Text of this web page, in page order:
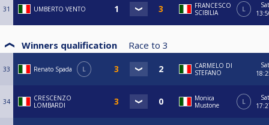
31 UMBERTO VENTO
FRANCESCO
SCIBILIA
L
Sat
Winners qualification Race to 3
33 Renato Spada L
CARMELO DI
STEFANO
Sat
34
CRESCENZO
LOMBARDI
Monica
Mustone
L
Sat